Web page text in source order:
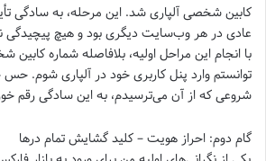
کابین شخصی آلپاری شد. این مرحله، به سادگی
عادی در هر وب‌سایت دیگری بود و هیچ
با انجام این مراحل اولیه، بلافاصله شماره
توانستم وارد پنل کاربری خود در آلپاری شوم.
شروعی که از آن می‌ترسیدم، به این سادگی رقم
گام دوم: احراز هویت – کلید گشایش تمام درها